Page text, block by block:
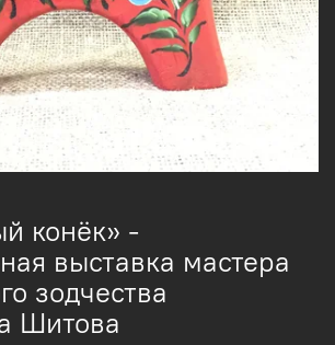
конёк» -
выставка мастера
зодчества
Шитова